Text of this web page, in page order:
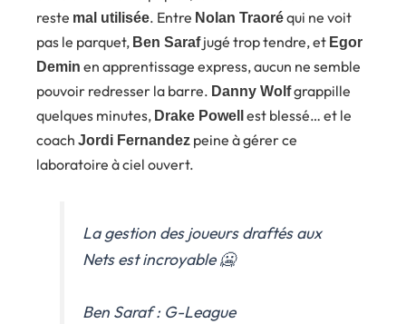
reste mal utilisée. Entre Nolan Traoréqui ne voit
pas le parquet, Ben Sarafjugé trop tendre, et Egor
Demin en apprentissage express, aucun ne semble
pouvoir redresser la barre. Danny Wolfgrappille
quelques minutes, Drake Powell
est blessé… et le
coach Jordi Fernandez peine à gérer ce
laboratoire à ciel ouvert.
La gestion des joueurs draftés aux
Nets est incroyable 🥶
Ben Saraf : G-League